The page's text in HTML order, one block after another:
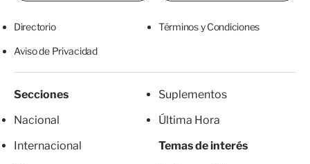
Directorio Términos y Condiciones
Aviso de Privacidad
Secciones
Nacional
Internacional
Suplementos
Última Hora
Temas de interés